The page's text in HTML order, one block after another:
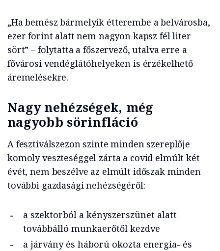
„Ha bemész bármelyik étterembe a belvárosba,
ezer forint alatt nem nagyon kapsz fél liter
sört” – folytatta a főszervező, utalva erre a
fővárosi vendéglátóhelyeken is érzékelhető
áremelésekre.
Nagy nehézségek, még
nagyobb sörinfláció
A fesztiválszezon szinte minden szereplője
komoly veszteséggel zárta a covid elmúlt két
évét, nem beszélve az elmúlt időszak minden
további gazdasági nehézségéről:
a szektorból a kényszerszünet alatt
továbbálló munkaerőtől kezdve
a járvány és háború okozta energia- és